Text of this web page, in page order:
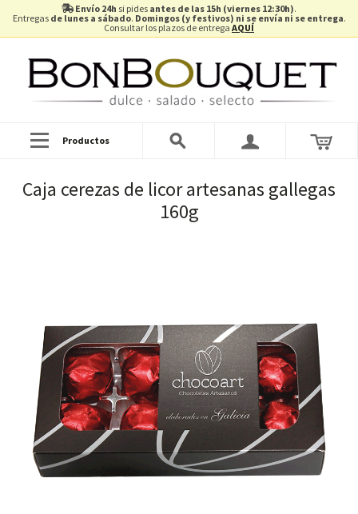
Envío 24h si pides antes de las 15h (viernes 12:30h).
Entregas de lunes a sábado. Domingos (y festivos) ni se envía ni se entrega.
Consultar los plazos de entrega AQUÍ
Productos
Caja cerezas de licor artesanas gallegas
160g